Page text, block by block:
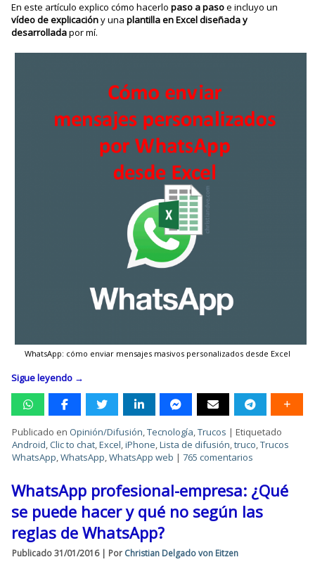
En este artículo explico cómo hacerlopaso a pasoe incluyo un
vídeo de explicacióny unaplantilla en Excel diseñada y
desarrolladapor mí.
WhatsApp: cómo enviar mensajes masivos personalizados desde Excel
Sigue leyendo →
Publicado en Opinión/Difusión,Tecnología,Trucos |Etiquetado
Android,Clic to chat,Excel,iPhone,Lista de difusión,truco,Trucos
WhatsApp,WhatsApp,WhatsApp web |765 comentarios
WhatsApp profesional-empresa: ¿Qué
se puede hacer y qué no según las
reglas de WhatsApp?
Publicado 31/01/2016| Por Christian Delgado von Eitzen